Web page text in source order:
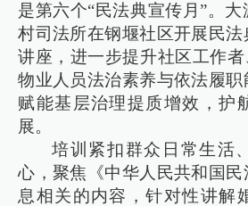
是第六个“民法典宣传月”。
村司法所在钢堰社区开展民法
讲座，进一步提升社区工作者
物业人员法治素养与依法履
赋能基层治理提质增效，护
展。
培训紧扣群众日常生活
心，聚焦《中华人民共和国
息相关的内容，针对性讲解